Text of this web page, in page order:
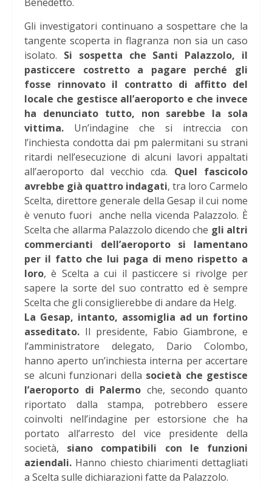
Gli investigatori continuano a sospettare che la
tangente scoperta in flagranza non sia un caso
isolato. Si sospetta che Santi Palazzolo, il
pasticcere costretto a pagare perché gli
fosse rinnovato il contratto di affitto del
locale che gestisce all’aeroporto e che invece
ha denunciato tutto, non sarebbe la sola
vittima. Un’indagine che si intreccia con
l’inchiesta condotta dai pm palermitani su strani
ritardi nell’esecuzione di alcuni lavori appaltati
all’aeroporto dal vecchio cda. Quel fascicolo
avrebbe già quattro indagati, tra loro Carmelo
Scelta, direttore generale della Gesap il cui nome
è venuto fuori anche nella vicenda Palazzolo. È
Scelta che allarma Palazzolo dicendo che gli altri
commercianti dell’aeroporto si lamentano
per il fatto che lui paga di meno rispetto a
loro, è Scelta a cui il pasticcere si rivolge per
sapere la sorte del suo contratto ed è sempre
Scelta che gli consiglierebbe di andare da Helg.
La Gesap, intanto, assomiglia ad un fortino
asseditato. Il presidente, Fabio Giambrone, e
l’amministratore delegato, Dario Colombo,
hanno aperto un’inchiesta interna per accertare
se alcuni funzionari della società che gestisce
l’aeroporto di Palermo che, secondo quanto
riportato dalla stampa, potrebbero essere
coinvolti nell’indagine per estorsione che ha
portato all’arresto del vice presidente della
società, siano compatibili con le funzioni
aziendali. Hanno chiesto chiarimenti dettagliati
a Scelta sulle dichiarazioni fatte da Palazzolo.